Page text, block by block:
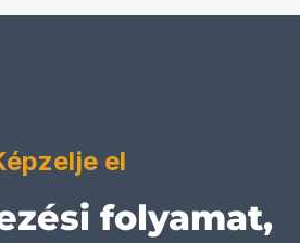
el
folyamat,